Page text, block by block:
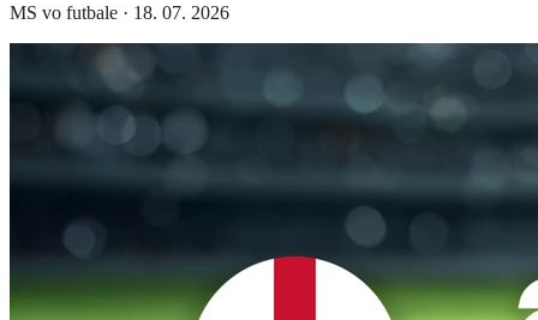
MS vo futbale · 18. 07. 2026